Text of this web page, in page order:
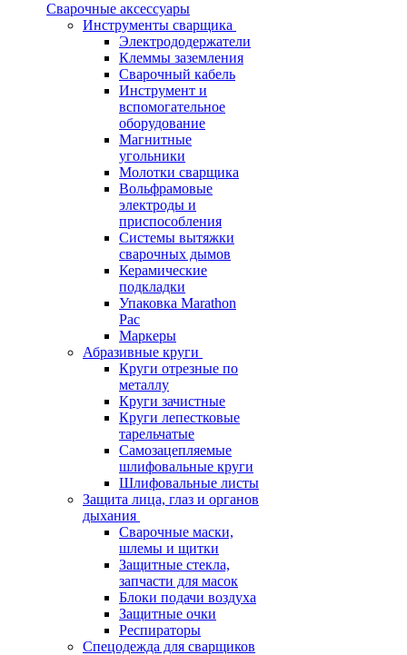
Сварочные аксессуары
Инструменты сварщика
Электрододержатели
Клеммы заземления
Сварочный кабель
Инструмент и
вспомогательное
оборудование
Магнитные
угольники
Молотки сварщика
Вольфрамовые
электроды и
приспособления
Системы вытяжки
сварочных дымов
Керамические
подкладки
Упаковка Marathon
Pac
Маркеры
Абразивные круги
Круги отрезные по
металлу
Круги зачистные
Круги лепестковые
тарельчатые
Самозацепляемые
шлифовальные круги
Шлифовальные листы
Защита лица, глаз и органов
дыхания
Сварочные маски,
шлемы и щитки
Защитные стекла,
запчасти для масок
Блоки подачи воздуха
Защитные очки
Респираторы
Спецодежда для сварщиков